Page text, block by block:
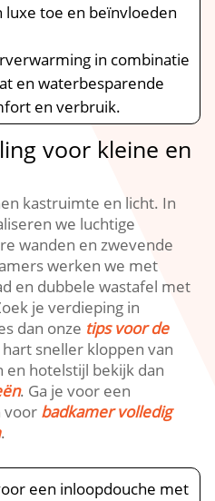
luxe toe en beïnvloeden
in combinatie
en waterbesparende
en verbruik.​
voor kleine en
kastruimte en licht.​ In
we luchtige
wanden en zwevende
werken we met
en dubbele wastafel met
je verdieping in
dan onze tips voor de
hart sneller kloppen van
en hotelstijl bekijk dan
.​ Ga je voor een
voor badkamer volledig
.​
een inloopdouche met